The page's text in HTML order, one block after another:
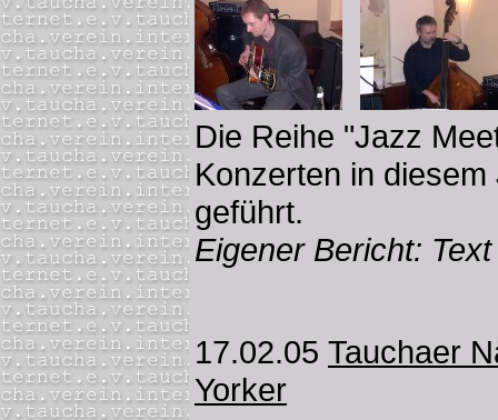
Die Reihe "Jazz
Konzerten in
geführt.
Eigener Bericht:
17.02.05 Tauchaer
Yorker